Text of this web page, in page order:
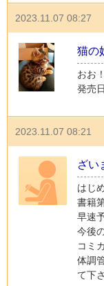
2023.11.07 08:27
猫の
おお
発売
2023.11.07 08:21
ざい
はじ
書籍
早速
今後
コミ
体調
て下